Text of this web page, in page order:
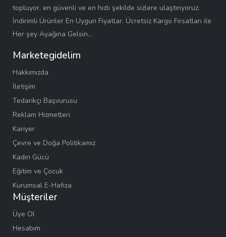
topluyor, en güvenli ve en hızlı şekilde sizlere ulaştırıyoruz.
İndirimli Ürünler En Uygun Fiyatlar. Ücretsiz Kargo Fırsatları ile
Her şey Ayağına Gelsin…
Marketegidelim
Hakkımızda
İletişim
Tedarikçi Başvurusu
Reklam Hizmetleri
Kariyer
Çevre ve Doğa Politikamız
Kadın Gücü
Eğitim ve Çocuk
Kurumsal E-Hafıza
Müşteriler
Üye Ol
Hesabım